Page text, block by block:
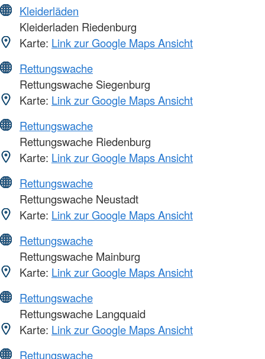
Kleiderläden
Kleiderladen Riedenburg
Karte: Link zur Google Maps Ansicht
Rettungswache
Rettungswache Siegenburg
Karte: Link zur Google Maps Ansicht
Rettungswache
Rettungswache Riedenburg
Karte: Link zur Google Maps Ansicht
Rettungswache
Rettungswache Neustadt
Karte: Link zur Google Maps Ansicht
Rettungswache
Rettungswache Mainburg
Karte: Link zur Google Maps Ansicht
Rettungswache
Rettungswache Langquaid
Karte: Link zur Google Maps Ansicht
Rettungswache